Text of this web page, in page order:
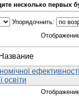
несколько первых
Упорядочнить:
Название
освіти